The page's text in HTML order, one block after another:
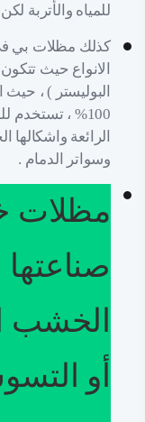
للمياه والأتربة لكن بدرجة 70% حيث انه
الانواع حيث
البوليستر ) ، حيث
100% ،
الرائعة
وسواتر الدمام .
مظلات
الخشب
أو